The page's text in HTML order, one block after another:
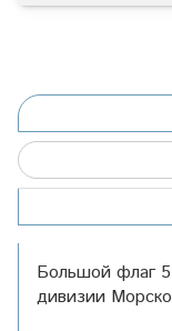
Большой флаг
дивизии